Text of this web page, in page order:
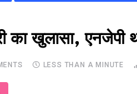
खुलासा, एनजेपी
LESS THAN A MINUTE